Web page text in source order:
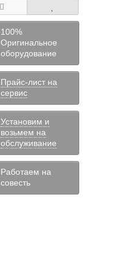
100%
Оригинальное
оборудование
Прайс-лист на
сервис
Установим и
возьмем на
обслуживание
Работаем на
совесть